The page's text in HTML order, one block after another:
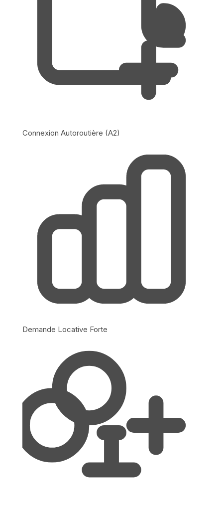
Connexion Autoroutière (A2)
Demande Locative Forte